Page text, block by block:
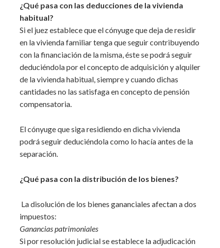
¿Qué pasa con las deducciones de la vivienda
habitual?
Si el juez establece que el cónyuge que deja de residir
en la vivienda familiar tenga que seguir contribuyendo
con la financiación de la misma, éste se podrá seguir
deduciéndola por el concepto de adquisición y alquiler
de la vivienda habitual, siempre y cuando dichas
cantidades no las satisfaga en concepto de pensión
compensatoria.
El cónyuge que siga residiendo en dicha vivienda
podrá seguir deduciéndola como lo hacía antes de la
separación.
¿Qué pasa con la distribución de los bienes?
La disolución de los bienes gananciales afectan a dos
impuestos:
Ganancias patrimoniales
Si por resolución judicial se establece la adjudicación